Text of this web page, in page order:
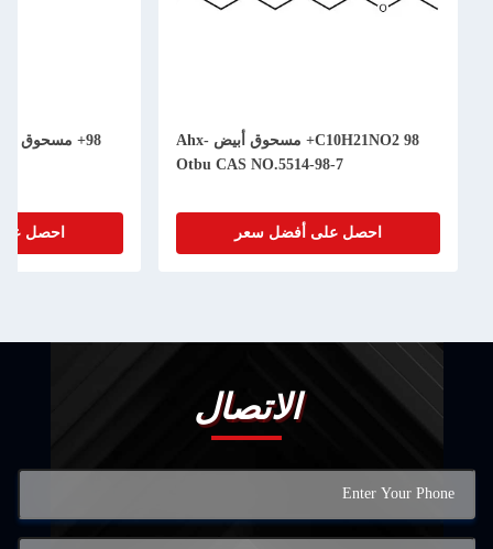
C10H21NO2 98+ مسحوق أبيض Ahx-
Otbu CAS NO.5514-98-7
احصل على أفضل سعر احصل
الاتصال